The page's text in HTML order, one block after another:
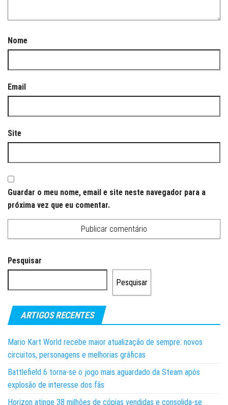
Nome
Email
Site
Guardar o meu nome, email e site neste navegador para a
próxima vez que eu comentar.
Pesquisar
Pesquisar
ARTIGOS RECENTES
Mario Kart World recebe maior atualização de sempre: novos
circuitos, personagens e melhorias gráficas
Battlefield 6 torna-se o jogo mais aguardado da Steam após
explosão de interesse dos fãs
Horizon atinge 38 milhões de cópias vendidas e consolida-se